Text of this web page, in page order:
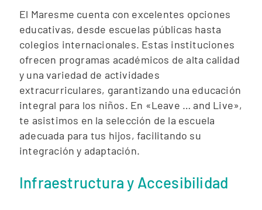
El Maresme cuenta con excelentes opciones
educativas, desde escuelas públicas hasta
colegios internacionales. Estas instituciones
ofrecen programas académicos de alta calidad
y una variedad de actividades
extracurriculares, garantizando una educación
integral para los niños. En «Leave … and Live»,
te asistimos en la selección de la escuela
adecuada para tus hijos, facilitando su
integración y adaptación.
Infraestructura y Accesibilidad